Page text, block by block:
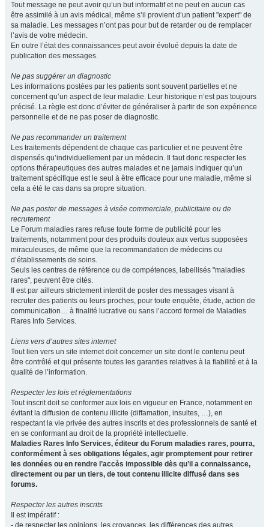
Tout message ne peut avoir qu’un but informatif et ne peut en aucun cas
être assimilé à un avis médical, même s’il provient d’un patient "expert" de
sa maladie. Les messages n’ont pas pour but de retarder ou de remplacer
l’avis de votre médecin.
En outre l’état des connaissances peut avoir évolué depuis la date de
publication des messages.
Ne pas suggérer un diagnostic
Les informations postées par les patients sont souvent partielles et ne
concernent qu’un aspect de leur maladie. Leur historique n’est pas toujours
précisé. La règle est donc d’éviter de généraliser à partir de son expérience
personnelle et de ne pas poser de diagnostic.
Ne pas recommander un traitement
Les traitements dépendent de chaque cas particulier et ne peuvent être
dispensés qu’individuellement par un médecin. Il faut donc respecter les
options thérapeutiques des autres malades et ne jamais indiquer qu’un
traitement spécifique est le seul à être efficace pour une maladie, même si
cela a été le cas dans sa propre situation.
Ne pas poster de messages à visée commerciale, publicitaire ou de
recrutement
Le Forum maladies rares refuse toute forme de publicité pour les
traitements, notamment pour des produits douteux aux vertus supposées
miraculeuses, de même que la recommandation de médecins ou
d’établissements de soins.
Seuls les centres de référence ou de compétences, labellisés "maladies
rares", peuvent être cités.
Il est par ailleurs strictement interdit de poster des messages visant à
recruter des patients ou leurs proches, pour toute enquête, étude, action de
communication… à finalité lucrative ou sans l’accord formel de Maladies
Rares Info Services.
Liens vers d’autres sites internet
Tout lien vers un site internet doit concerner un site dont le contenu peut
être contrôlé et qui présente toutes les garanties relatives à la fiabilité et à la
qualité de l’information.
Respecter les lois et réglementations
Tout inscrit doit se conformer aux lois en vigueur en France, notamment en
évitant la diffusion de contenu illicite (diffamation, insultes, …), en
respectant la vie privée des autres inscrits et des professionnels de santé et
en se conformant au droit de la propriété intellectuelle.
Maladies Rares Info Services, éditeur du Forum maladies rares, pourra,
conformément à ses obligations légales, agir promptement pour retirer
les données ou en rendre l’accès impossible dès qu’il a connaissance,
directement ou par un tiers, de tout contenu illicite diffusé dans ses
forums.
Respecter les autres inscrits
Il est impératif :
- de respecter les opinions, les croyances, les différences des autres